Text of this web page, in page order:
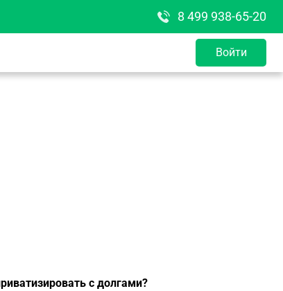
8 499 938-65-20
Войти
с долгами?